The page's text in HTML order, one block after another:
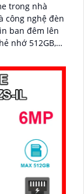
trong nhà
công nghệ đèn
ban đêm lên
sát an
tại gia đình,